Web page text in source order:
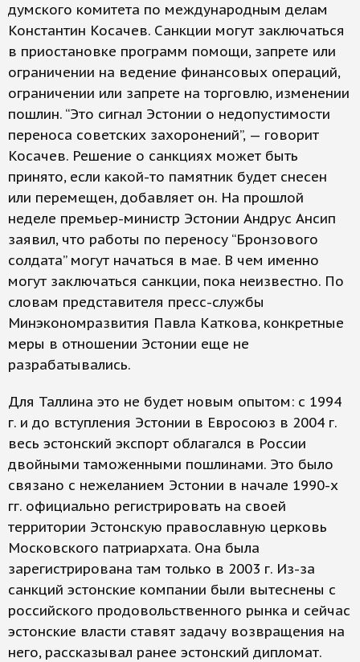
думского комитета по международным делам
Константин Косачев. Санкции могут заключаться
в приостановке программ помощи, запрете или
ограничении на ведение финансовых операций,
ограничении или запрете на торговлю, изменении
пошлин. “Это сигнал Эстонии о недопустимости
переноса советских захоронений”, — говорит
Косачев. Решение о санкциях может быть
принято, если какой-то памятник будет снесен
или перемещен, добавляет он. На прошлой
неделе премьер-министр Эстонии Андрус Ансип
заявил, что работы по переносу “Бронзового
солдата” могут начаться в мае. В чем именно
могут заключаться санкции, пока неизвестно. По
словам представителя пресс-службы
Минэкономразвития Павла Каткова, конкретные
меры в отношении Эстонии еще не
разрабатывались.
Для Таллина это не будет новым опытом: с 1994
г. и до вступления Эстонии в Евросоюз в 2004 г.
весь эстонский экспорт облагался в России
двойными таможенными пошлинами. Это было
связано с нежеланием Эстонии в начале 1990-х
гг. официально регистрировать на своей
территории Эстонскую православную церковь
Московского патриархата. Она была
зарегистрирована там только в 2003 г. Из-за
санкций эстонские компании были вытеснены с
российского продовольственного рынка и сейчас
эстонские власти ставят задачу возвращения на
него, рассказывал ранее эстонский дипломат.